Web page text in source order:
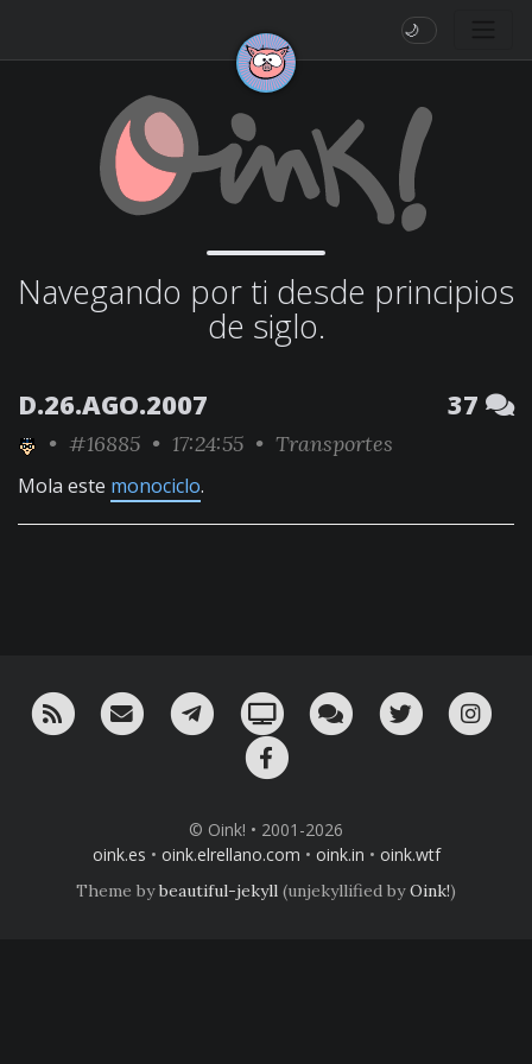
🌙
Navegando por ti desde principios
de siglo.
D.26.AGO.2007 37
• #16885 • 17:24:55 • Transportes
Mola este monociclo.
RSS ¡Mándame un email!¡Nuestro canal en Telegram!
Oink! TV Charla con nosotros
Twitter
© Oink! • 2001-2026
oink.es • oink.elrellano.com • oink.in • oink.wtf
Theme bybeautiful-jekyll (unjekyllified byOink!)